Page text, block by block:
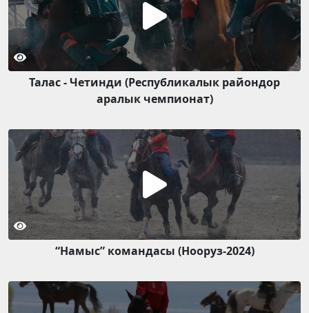
Талас - Четинди (Республикалык райондор
аралык чемпионат)
“Намыс” командасы (Нооруз-2024)